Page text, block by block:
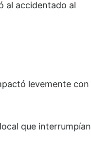
al accidentado al
levemente con
que interrumpían